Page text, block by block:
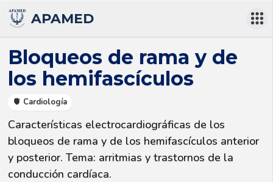
APAMED
Bloqueos de rama y de
los hemifascículos
🫀 Cardiología
Características electrocardiográficas de los
bloqueos de rama y de los hemifascículos anterior
y posterior. Tema: arritmias y trastornos de la
conducción cardíaca.